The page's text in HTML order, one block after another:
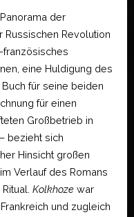
der
Revolution
eine Huldigung des
für seine beiden
für einen
Großbetrieb in
bezieht sich
Hinsicht großen
Verlauf des Romans
Kolkhoze war
und zugleich